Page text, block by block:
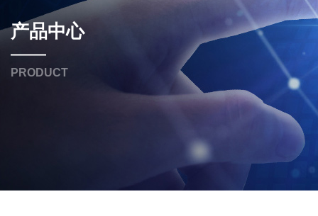
产品中心
PRODUCT